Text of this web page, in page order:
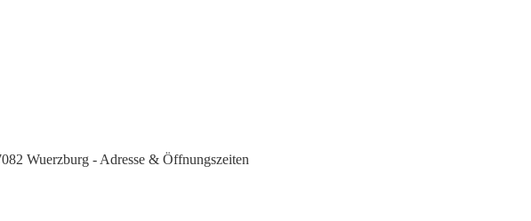
Wuerzburg - Adresse & Öffnungszeiten